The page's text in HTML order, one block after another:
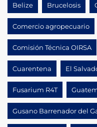
Belize Brucelosis
Comercio agropecuario
Comisión Técnica OIRSA
Cuarentena El
Fusarium R4T
Gusano Barrenador del